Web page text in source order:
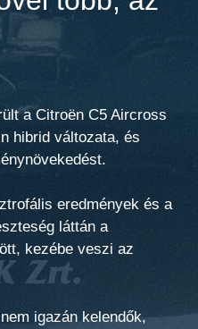
a Citroën C5 Aircross
hibrid változata, és
eredmények és a
láttán a
kezébe veszi az
igazán kelendők,